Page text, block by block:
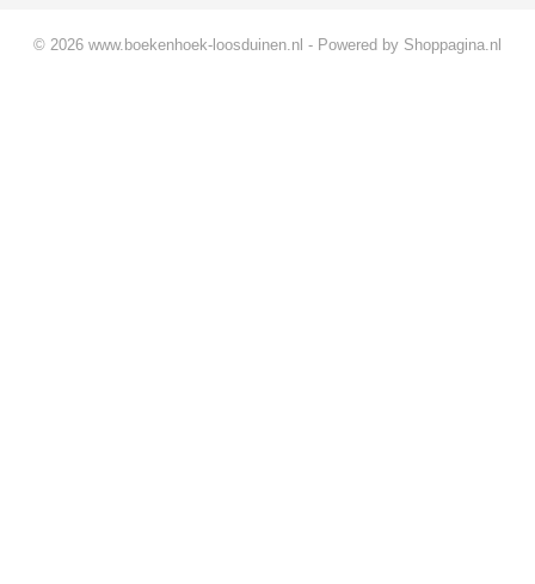
© 2026 www.boekenhoek-loosduinen.nl - Powered by Shoppagina.nl